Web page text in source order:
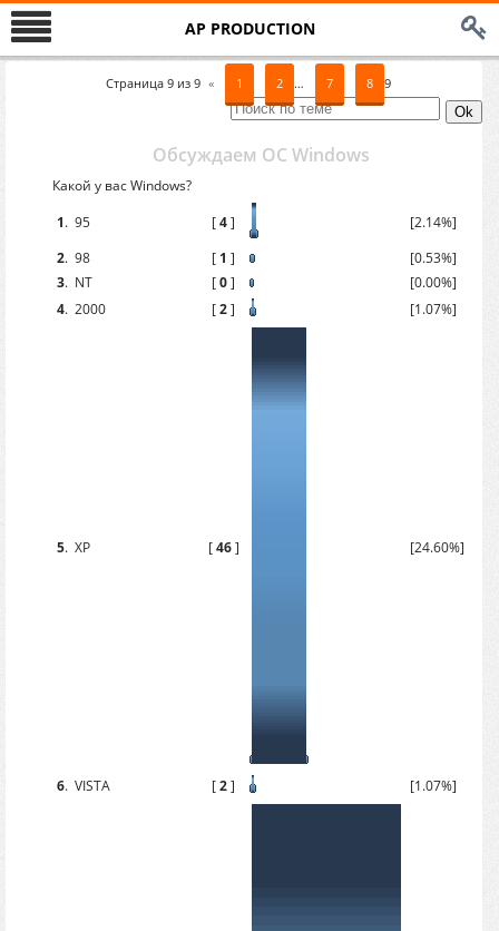
AP PRODUCTION
Страница 9из 9 « 1 2 … 7 8 9
Обсуждаем ОС Windows
Какой у вас Windows?
1. 95 [4]
[2.14%]
2. 98 [ 1 ]
[0.53%]
3. NT [0]
[0.00%]
4. 2000 [2] [1.07%]
5. XP [46] [24.60%]
6. VISTA [2] [1.07%]